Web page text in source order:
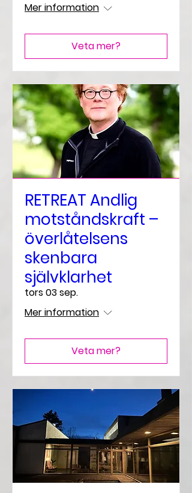
Mer information
Veta mer?
RETREAT Andlig
motståndskraft –
överlåtelsens
skenbara
självklarhet
tors 03 sep.
Mer information
Veta mer?